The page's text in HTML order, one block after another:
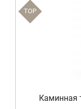
TOP
Каминная